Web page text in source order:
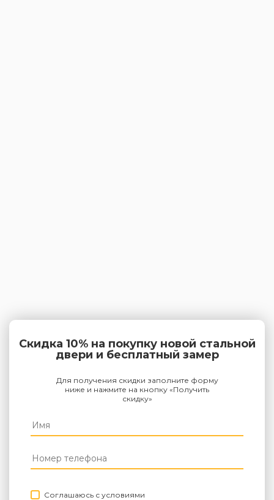
Скидка 10% на покупку новой стальной
двери и бесплатный замер
Для получения скидки заполните форму
ниже и нажмите на кнопку «Получить
скидку»
Соглашаюсь с условиями